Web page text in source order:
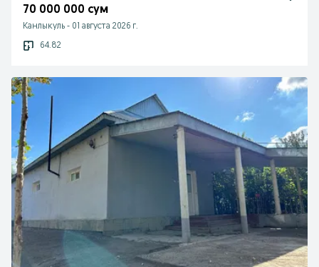
70 000 000 сум
Канлыкуль - 01 августа 2026 г.
64.82